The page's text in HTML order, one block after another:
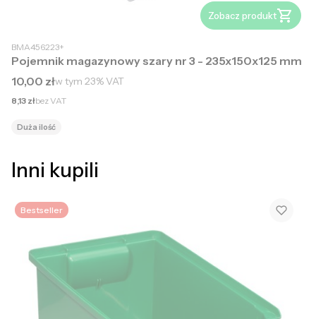
Zobacz produkt
BMA456223+
Pojemnik magazynowy szary nr 3 - 235x150x125 mm
Cena brutto
10,00 złw tym 23%VAT
Cena netto
8,13 złbez VAT
Duża ilość
Inni kupili
Bestseller